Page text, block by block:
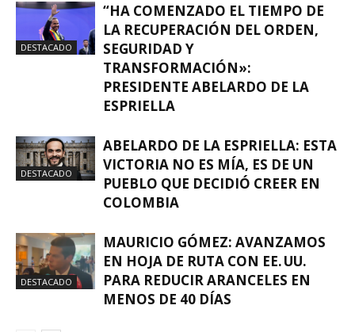
DESTACADO
“HA COMENZADO EL TIEMPO DE
LA RECUPERACIÓN DEL ORDEN,
SEGURIDAD Y
TRANSFORMACIÓN»:
PRESIDENTE ABELARDO DE LA
ESPRIELLA
DESTACADO
ABELARDO DE LA ESPRIELLA: ESTA
VICTORIA NO ES MÍA, ES DE UN
PUEBLO QUE DECIDIÓ CREER EN
COLOMBIA
DESTACADO
MAURICIO GÓMEZ: AVANZAMOS
EN HOJA DE RUTA CON EE. UU.
PARA REDUCIR ARANCELES EN
MENOS DE 40 DÍAS